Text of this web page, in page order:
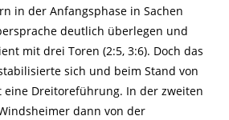
in der Anfangsphase in Sachen
deutlich überlegen und
mit drei Toren (2:5, 3:6). Doch das
sich und beim Stand von
eine Dreitoreführung. In der zweiten
dann von der